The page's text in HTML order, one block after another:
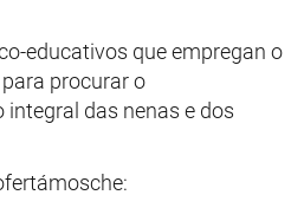
educativos que empregan o
procurar o
integral das nenas e dos